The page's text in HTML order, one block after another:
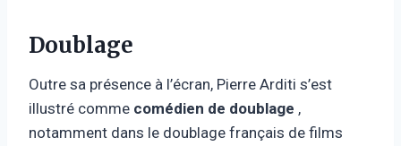
Doublage
Outre sa présence à l’écran, Pierre Arditi s’est
illustré comme comédien de doublage ,
notamment dans le doublage français de films